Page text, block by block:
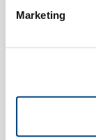
Marketing